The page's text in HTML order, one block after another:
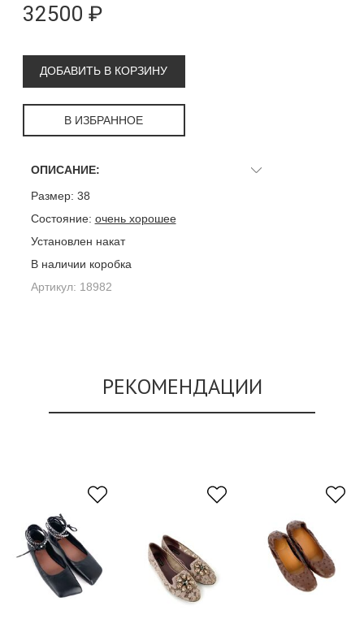
32500 ₽
ДОБАВИТЬ В КОРЗИНУ
В ИЗБРАННОЕ
ОПИСАНИЕ:
Размер: 38
Состояние: очень хорошее
Установлен накат
В наличии коробка
Артикул: 18982
РЕКОМЕНДАЦИИ